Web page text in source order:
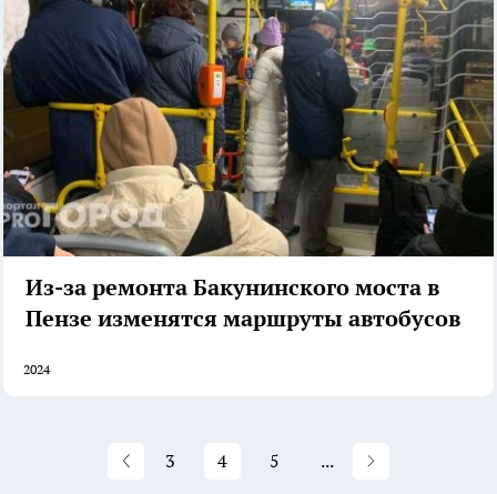
Из-за ремонта Бакунинского моста в
Пензе изменятся маршруты автобусов
2024
3 4 5 ...